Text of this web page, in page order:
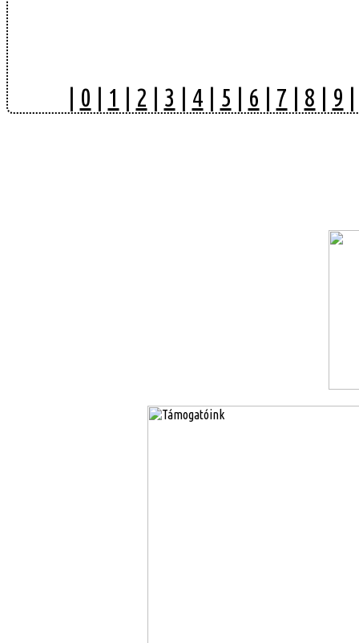
| 0 | 1 | 2 | 3 | 4 | 5 | 6 | 7 | 8 | 9